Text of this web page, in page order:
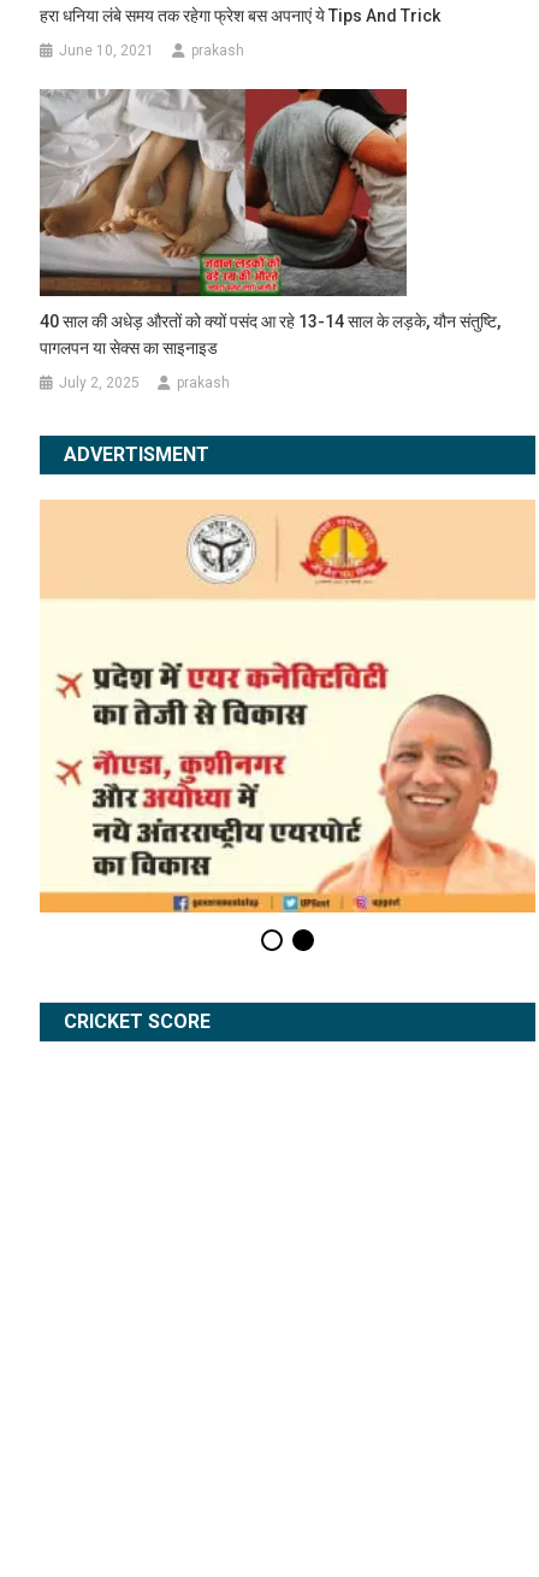
हरा धनिया लंबे समय तक रहेगा फ्रेश बस अपनाएं ये Tips And Trick
June 10, 2021 prakash
40 साल की अधेड़ औरतों को क्यों पसंद आ रहे 13-14 साल के लड़के, यौन संतुष्टि,
पागलपन या सेक्स का साइनाइड
July 2, 2025 prakash
ADVERTISMENT